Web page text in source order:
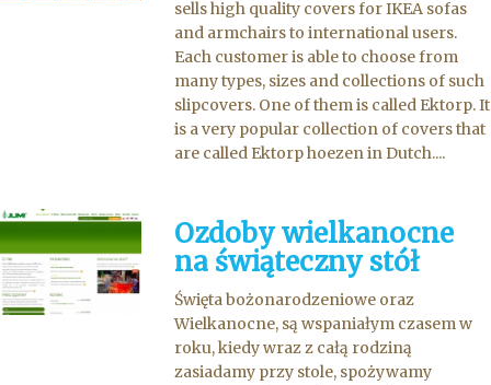
sells high quality covers for IKEA sofas
and armchairs to international users.
Each customer is able to choose from
many types, sizes and collections of such
slipcovers. One of them is called Ektorp. It
is a very popular collection of covers that
are called Ektorp hoezen in Dutch....
Ozdoby wielkanocne
na świąteczny stół
Święta bożonarodzeniowe oraz
Wielkanocne, są wspaniałym czasem w
roku, kiedy wraz z całą rodziną
zasiadamy przy stole, spożywamy